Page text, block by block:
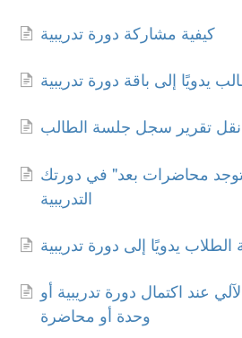
كيفية مشاركة دورة تدريبية
يدويًا إلى باقة دورة تدريبية
نقل تقرير سجل جلسة الطالب
توجد محاضرات بعد" في دورتك
التدريبية
الطلاب يدويًا إلى دورة تدريبية
عند اكتمال دورة تدريبية أو
وحدة أو محاضرة